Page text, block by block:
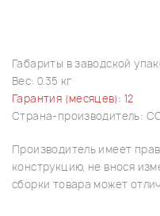
Габариты в заводской
Вес: 0.35 кг
Гарантия (месяцев): 12
Страна-производитель:
Производитель имеет
конструкцию, не внося
сборки товара может